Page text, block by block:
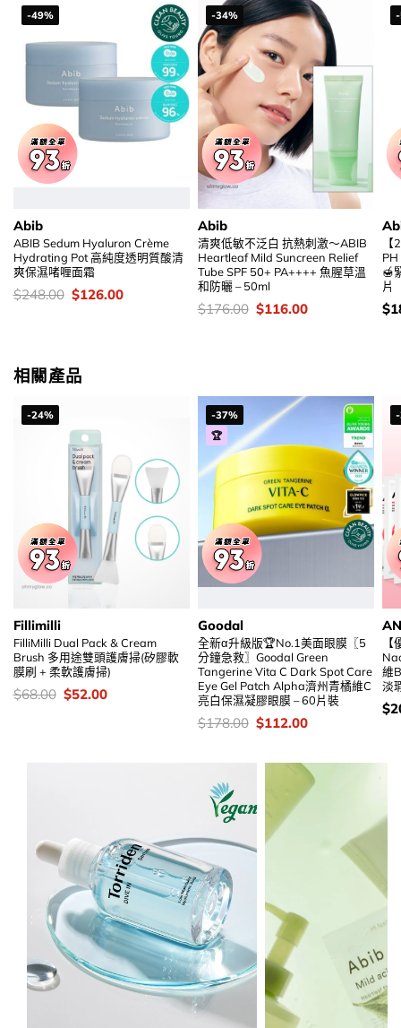
-49%
Abib
ABIB Sedum Hyaluron Crème
Hydrating Pot 高純度透明質酸清
爽保濕啫喱面霜
價
錢：
$248.00 Original
price
$126.00Current
-34%
Abib
清爽低敏不泛白 抗熱刺激～ABIB
Heartleaf Mild Suncreen Relief
Tube SPF 50+ PA++++ 魚腥草溫
和防曬 – 50ml
價
錢：
$176.00 Original
price
$116.00Current
🍯
片
價
錢
$
相關產品
-24%
Fillimilli
FilliMilli Dual Pack & Cream
Brush 多用途雙頭護膚掃(矽膠軟
膜刷 + 柔軟護膚掃)
價
錢：
$68.00 Original
price
$52.00Current
-37%
🏆
Goodal
全新α升級版🏆No.1美面眼膜〖5
分鐘急救〗Goodal Green
Tangerine Vita C Dark Spot Care
Eye Gel Patch Alpha濟州青橘維C
亮白保濕凝膠眼膜 – 60片裝
價
錢：
$178.00 Original
price
$178.00.
$112.00Current
$112.00.
維
淡
價
錢
$